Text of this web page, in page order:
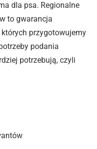
dla psa. Regionalne
to gwarancja
przygotowujemy
podania
potrzebują, czyli